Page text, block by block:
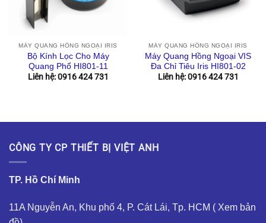
MÁY QUANG HỒNG NGOẠI IRIS
Bộ Kính Lọc Cho Máy
Quang Phổ HI801-11
Liên hệ: 0916 424 731
MÁY QUANG HỒNG NGOẠI IRIS
Máy Quang Hồng Ngoại VIS
Đa Chỉ Tiêu Iris HI801-02
Liên hệ: 0916 424 731
CÔNG TY CP THIẾT BỊ VIỆT ANH
TP. Hồ Chí Minh
11A Nguyễn An, Khu phố 4, P. Cát Lái, Tp. HCM ( Xem bản